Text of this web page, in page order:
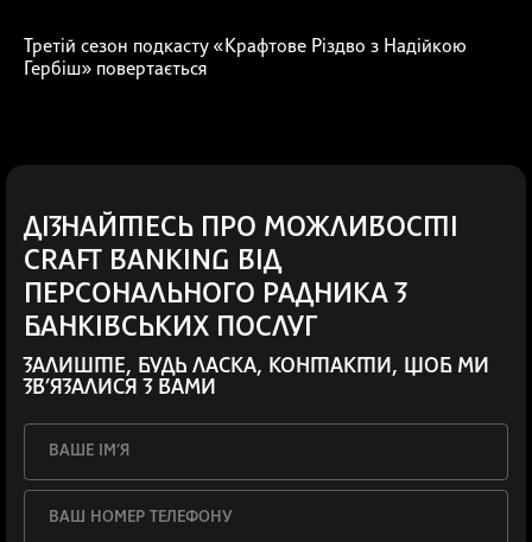
Третій сезон подкасту «Крафтове Різдво з Надійкою
Гербіш» повертається
ДІЗНАЙТЕСЬ ПРО МОЖЛИВОСТІ
CRAFT BANKING ВІД
ПЕРСОНАЛЬНОГО РАДНИКА З
БАНКІВСЬКИХ ПОСЛУГ
ЗАЛИШТЕ, БУДЬ ЛАСКА, КОНТАКТИ, ЩОБ МИ
ЗВ’ЯЗАЛИСЯ З ВАМИ